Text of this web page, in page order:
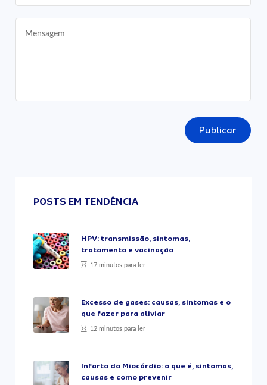
Publicar
POSTS EM TENDÊNCIA
HPV: transmissão, sintomas,
tratamento e vacinação
17 minutos para ler
Excesso de gases: causas, sintomas e o
que fazer para aliviar
12 minutos para ler
Infarto do Miocárdio: o que é, sintomas,
causas e como prevenir